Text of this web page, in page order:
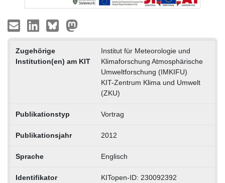
Zugehörige
Institution(en) am KIT
Institut für Meteorologie und
Klimaforschung Atmosphärische
Umweltforschung (IMKIFU)
KIT-Zentrum Klima und Umwelt
(ZKU)
Publikationstyp Vortrag
Publikationsjahr 2012
Sprache Englisch
Identifikator KITopen-ID: 230092392